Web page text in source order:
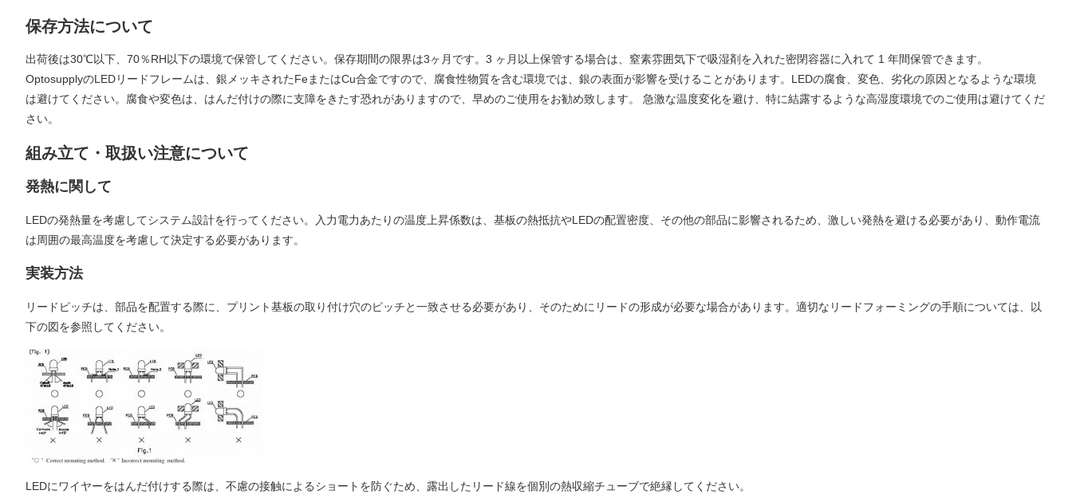
保存方法について
出荷後は30℃以下、70％RH以下の環境で保管してください。保存期間の限界は3ヶ月です。3 ヶ月以上保管する場合は、窒素雰囲気下で吸湿剤を入れた密閉容器に入れて 1 年間保管できます。
OptosupplyのLEDリードフレームは、銀メッキされたFeまたはCu合金ですので、腐食性物質を含む環境では、銀の表面が影響を受けることがあります。LEDの腐食、変色、劣化の原因となるような環境
は避けてください。腐食や変色は、はんだ付けの際に支障をきたす恐れがありますので、早めのご使用をお勧め致します。 急激な温度変化を避け、特に結露するような高湿度環境でのご使用は避けてくだ
さい。
組み立て・取扱い注意について
発熱に関して
LEDの発熱量を考慮してシステム設計を行ってください。入力電力あたりの温度上昇係数は、基板の熱抵抗やLEDの配置密度、その他の部品に影響されるため、激しい発熱を避ける必要があり、動作電流
は周囲の最高温度を考慮して決定する必要があります。
実装方法
リードピッチは、部品を配置する際に、プリント基板の取り付け穴のピッチと一致させる必要があり、そのためにリードの形成が必要な場合があります。適切なリードフォーミングの手順については、以
下の図を参照してください。
LEDにワイヤーをはんだ付けする際は、不慮の接触によるショートを防ぐため、露出したリード線を個別の熱収縮チューブで絶縁してください。